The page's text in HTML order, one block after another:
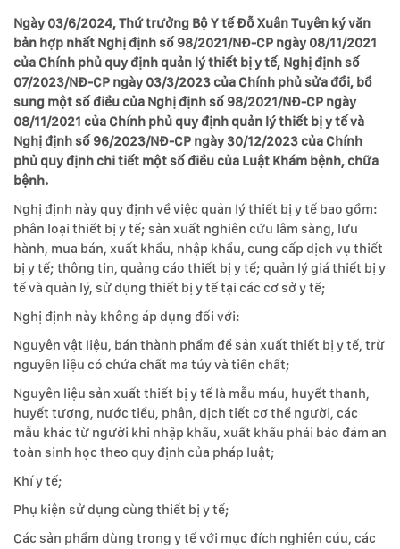
Ngày 03/6/2024, Thứ trưởng Bộ Y tế Đỗ Xuân Tuyên ký văn
bản hợp nhất Nghị định số 98/2021/NĐ-CP ngày 08/11/2021
của Chính phủ quy định quản lý thiết bị y tế, Nghị định số
07/2023/NĐ-CP ngày 03/3/2023 của Chính phủ sửa đổi, bổ
sung một số điều của Nghị định số 98/2021/NĐ-CP ngày
08/11/2021 của Chính phủ quy định quản lý thiết bị y tế và
Nghị định số 96/2023/NĐ-CP ngày 30/12/2023 của Chính
phủ quy định chi tiết một số điều của Luật Khám bệnh, chữa
bệnh.
Nghị định này quy định về việc quản lý thiết bị y tế bao gồm:
phân loại thiết bị y tế; sản xuất nghiên cứu lâm sàng, lưu
hành, mua bán, xuất khẩu, nhập khẩu, cung cấp dịch vụ thiết
bị y tế; thông tin, quảng cáo thiết bị y tế; quản lý giá thiết bị y
tế và quản lý, sử dụng thiết bị y tế tại các cơ sở y tế;
Nghị định này không áp dụng đối với:
Nguyên vật liệu, bán thành phẩm để sản xuất thiết bị y tế, trừ
nguyên liệu có chứa chất ma túy và tiền chất;
Nguyên liệu sản xuất thiết bị y tế là mẫu máu, huyết thanh,
huyết tương, nước tiểu, phân, dịch tiết cơ thể người, các
mẫu khác từ người khi nhập khẩu, xuất khẩu phải bảo đảm an
toàn sinh học theo quy định của pháp luật;
Khí y tế;
Phụ kiện sử dụng cùng thiết bị y tế;
Các sản phẩm dùng trong y tế với mục đích nghiên cúu, các